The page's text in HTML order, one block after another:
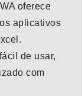
oferece
aplicativos
de usar,
com